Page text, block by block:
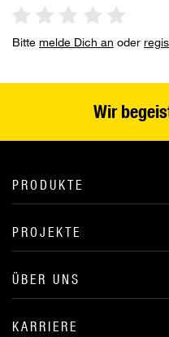
Bitte melde Dich an oder
Wir
PRODUKTE
PROJEKTE
ÜBER UNS
KARRIERE